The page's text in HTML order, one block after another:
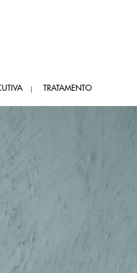
TRATAMENTO